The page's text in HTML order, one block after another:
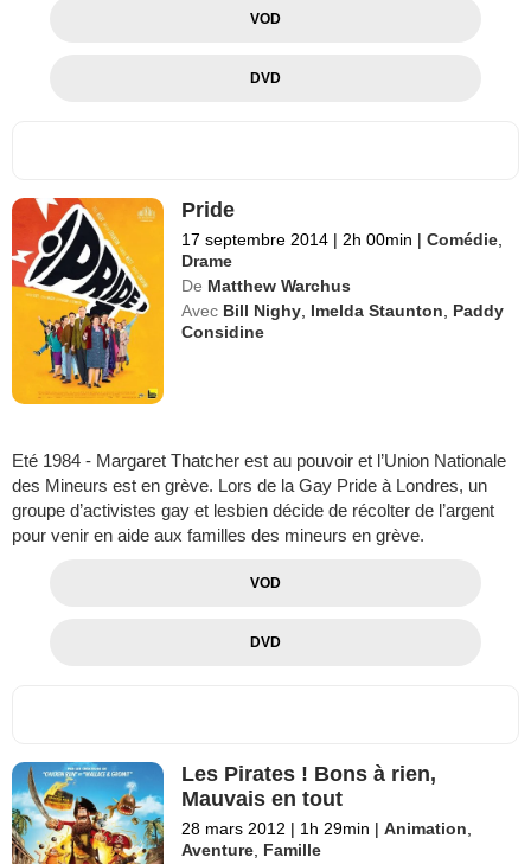
VOD
DVD
Pride
17 septembre 2014 | 2h 00min | Comédie,
Drame
De Matthew Warchus
Avec Bill Nighy, Imelda Staunton, Paddy
Considine
Eté 1984 - Margaret Thatcher est au pouvoir et l’Union Nationale
des Mineurs est en grève. Lors de la Gay Pride à Londres, un
groupe d’activistes gay et lesbien décide de récolter de l’argent
pour venir en aide aux familles des mineurs en grève.
VOD
DVD
Les Pirates ! Bons à rien,
Mauvais en tout
28 mars 2012 | 1h 29min | Animation,
Aventure, Famille